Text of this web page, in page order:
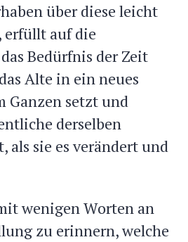
über diese leicht
erfüllt auf die
Bedürfnis der Zeit
Alte in ein neues
Ganzen setzt und
derselben
als sie es verändert und
wenigen Worten an
zu erinnern, welche